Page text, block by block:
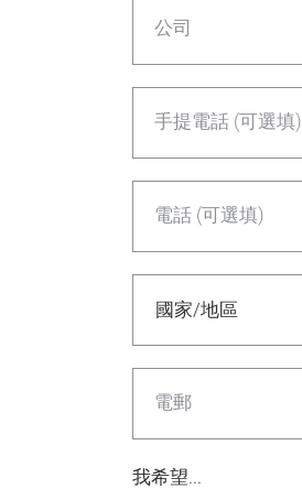
公司
手提電話 (可選填)
電話 (可選填)
電郵
我希望...